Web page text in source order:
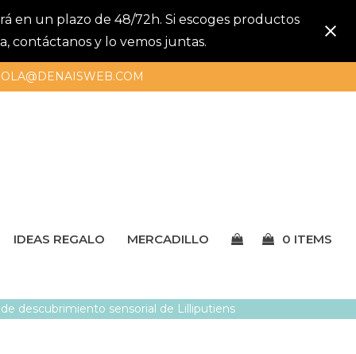
en un plazo de 48/72h. Si escoges productos
contáctanos y lo vemos juntas.
IDEAS REGALO MERCADILLO 0 ITEMS
descubrimiento sensorial de Lilliputiens